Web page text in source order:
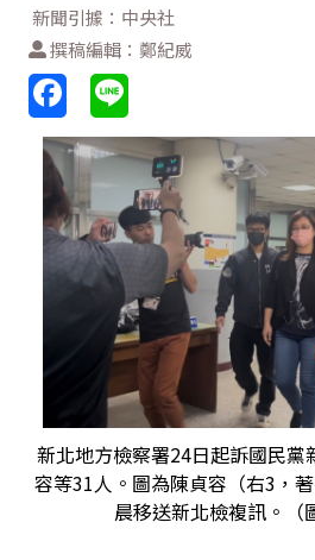
新聞引據：中央社
撰稿編輯：鄭紀威
新北地方檢察署24日起訴國民黨
容等31人。圖為陳貞容（右3，
晨移送新北檢複訊。（